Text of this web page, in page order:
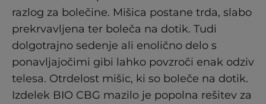
razlog za bolečine. Mišica postane trda, slabo
prekrvavljena ter boleča na dotik. Tudi
dolgotrajno sedenje ali enolično delo s
ponavljajočimi gibi lahko povzroči enak odziv
telesa. Otrdelost mišic, ki so boleče na dotik.
Izdelek BIO CBG mazilo je popolna rešitev za